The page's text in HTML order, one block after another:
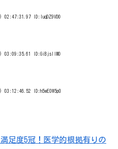
02:47:31.97 ID:luqDZ9VD0
03:09:35.61 ID:GiBjsIIM0
ID:h5wE0W5p0
足度5冠！医学的根拠有りの